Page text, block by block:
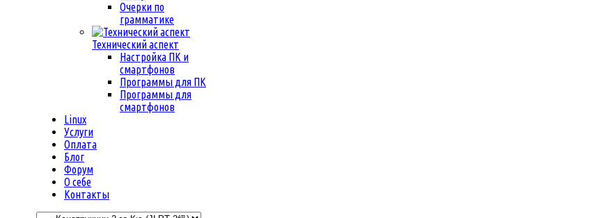
Очерки по
грамматике
Технический аспект
Настройка ПК и
смартфонов
Программы для ПК
Программы для
смартфонов
Linux
Услуги
Оплата
Блог
Форум
О себе
Контакты